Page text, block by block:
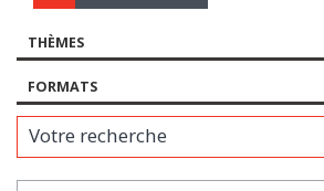
THÈMES
FORMATS
Votre recherche